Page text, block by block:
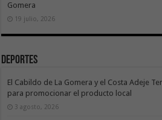
Gomera
19 julio, 2026
Deportes
El Cabildo de La Gomera y el Costa Adeje
para promocionar el producto local
3 agosto, 2026